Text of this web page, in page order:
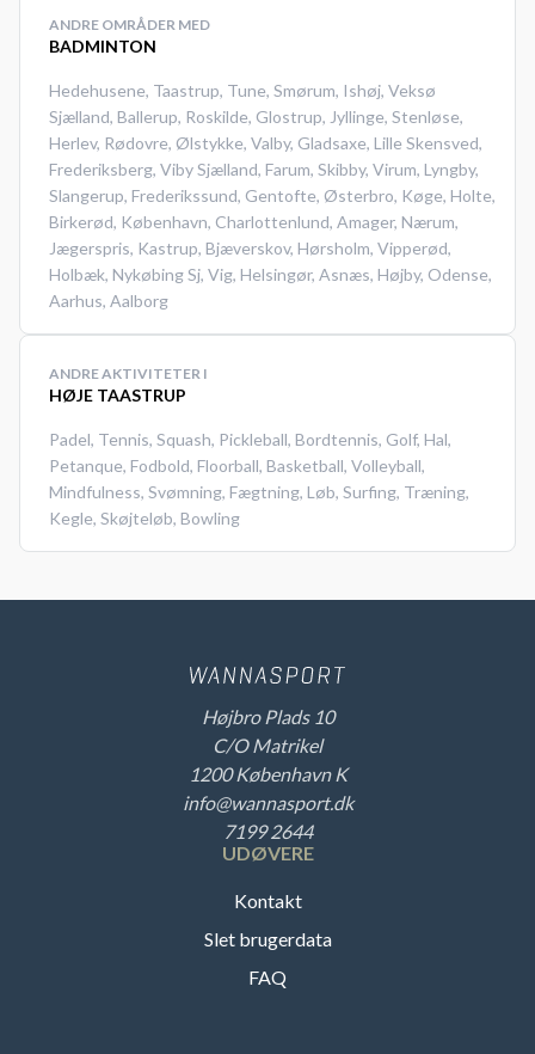
starttidspunkt. Book en
badmintonbane og spil badminton
badmintonbanerne i
Skinderskovhallen.
ANDRE OMRÅDER MED
BADMINTON
Hedehusene, Taastrup, Tune, Smørum, Ishøj, Veksø
Sjælland, Ballerup, Roskilde, Glostrup, Jyllinge, Stenløse,
Herlev, Rødovre, Ølstykke, Valby, Gladsaxe, Lille Skensved,
Frederiksberg, Viby Sjælland, Farum, Skibby, Virum, Lyngby,
Slangerup, Frederikssund, Gentofte, Østerbro, Køge, Holte,
Birkerød, København, Charlottenlund, Amager, Nærum,
Jægerspris, Kastrup, Bjæverskov, Hørsholm, Vipperød,
Holbæk, Nykøbing Sj, Vig, Helsingør, Asnæs, Højby, Odense,
Aarhus, Aalborg
ANDRE AKTIVITETER I
HØJE TAASTRUP
Padel, Tennis, Squash, Pickleball, Bordtennis, Golf, Hal,
Petanque, Fodbold, Floorball, Basketball, Volleyball,
Mindfulness, Svømning, Fægtning, Løb, Surfing, Træning,
Kegle, Skøjteløb, Bowling
Højbro Plads 10
C/O Matrikel
1200 København K
info@wannasport.dk
7199 2644
UDØVERE
Kontakt
Slet brugerdata
FAQ